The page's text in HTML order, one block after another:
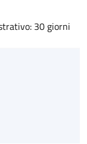
30 giorni